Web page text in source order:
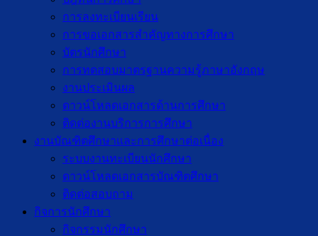
การลงทะเบียนเรียน
การขอเอกสารสำคัญทางการศึกษา
บัตรนักศึกษา
การทดสอบมาตรฐานความรู้ภาษาอังกฤษ
งานประเมินผล
ดาวน์โหลดเอกสารด้านการศึกษา
ติดต่องานบริการการศึกษา
งานบัณฑิตศึกษาเเละการศึกษาต่อเนื่อง
ระบบงานทะเบียนนักศึกษา
ดาวน์โหลดเอกสารบัณฑิตศึกษา
ติดต่อสอบถาม
กิจการนักศึกษา
กิจกรรมนักศึกษา